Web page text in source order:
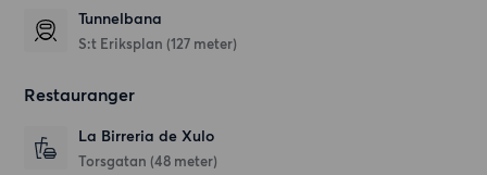
Tunnelbana
S:t Eriksplan (127 meter)
Restauranger
La Birreria de Xulo
Torsgatan (48 meter)